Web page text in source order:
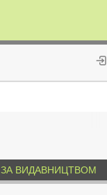
ЗА ВИДАВНИЦТВОМ